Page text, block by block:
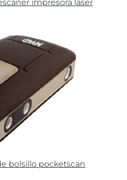
impresora laser
bolsillo pocketscan